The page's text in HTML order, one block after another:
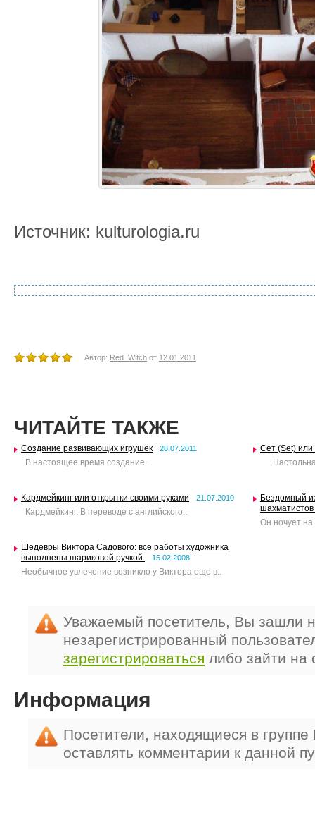
Источник: kulturologia.ru
Автор: Red_Witch от 12.01.2011
ЧИТАЙТЕ ТАКЖЕ
Создание развивающих игрушек 28.07.2011
В настоящее время создание..
Сет (Set) или
Кардмейкинг или открытки своими руками 21.07.2010
Кардмейкинг. В переводе с английского..
Бездомный
Он ночует на
Шедевры Виктора Садового: все работы художника
выполнены шариковой ручкой.
15.02.2008
Необычное увлечение возникло у Виктора еще в..
Уважаемый посетитель, Вы зашли
незарегистрированный
зарегистрироваться либо зайти на
Информация
Посетители, находящиеся в группе
оставлять комментарии к данной